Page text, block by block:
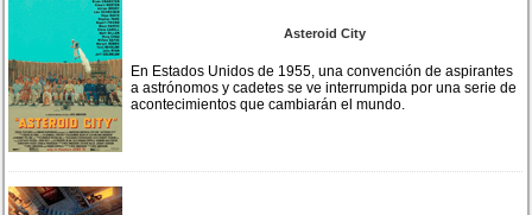
Asteroid City
En Estados Unidos de 1955, una convención de aspirantes
a astrónomos y cadetes se ve interrumpida por una serie de
acontecimientos que cambiarán el mundo.